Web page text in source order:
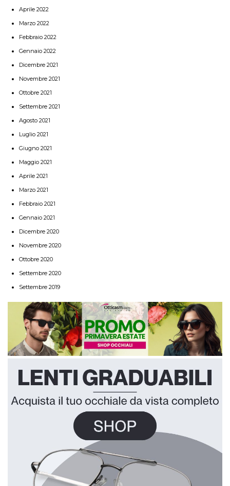
Aprile 2022
Marzo 2022
Febbraio 2022
Gennaio 2022
Dicembre 2021
Novembre 2021
Ottobre 2021
Settembre 2021
Agosto 2021
Luglio 2021
Giugno 2021
Maggio 2021
Aprile 2021
Marzo 2021
Febbraio 2021
Gennaio 2021
Dicembre 2020
Novembre 2020
Ottobre 2020
Settembre 2020
Settembre 2019